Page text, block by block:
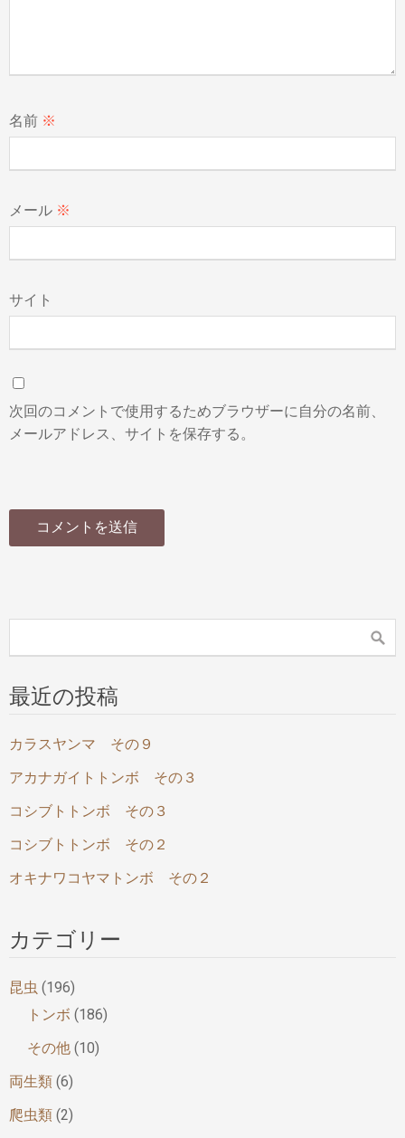
名前 ※
メール ※
サイト
次回のコメントで使用するためブラウザーに自分の名前、
メールアドレス、サイトを保存する。
最近の投稿
カラスヤンマ その９
アカナガイトトンボ その３
コシブトトンボ その３
コシブトトンボ その２
オキナワコヤマトンボ その２
カテゴリー
昆虫 (196)
トンボ (186)
その他 (10)
両生類 (6)
爬虫類 (2)